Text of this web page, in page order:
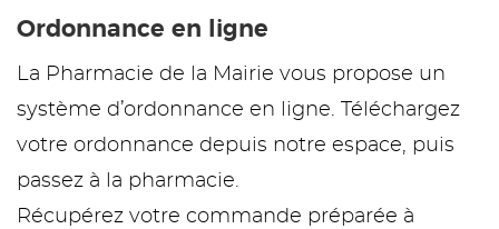
Ordonnance en ligne
La Pharmacie de la Mairie vous propose un
système d’ordonnance en ligne. Téléchargez
votre ordonnance depuis notre espace, puis
passez à la pharmacie.
Récupérez votre commande préparée à